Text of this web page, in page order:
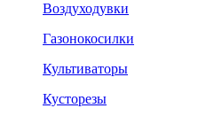
Воздуходувки
Газонокосилки
Культиваторы
Кусторезы